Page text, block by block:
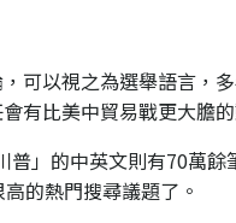
可以視之為選舉語言，
有比美中貿易戰更大膽
」的中英文則有70萬餘
的熱門搜尋議題了。